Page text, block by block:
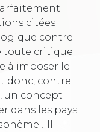
citées
contre
toute critique
à imposer le
donc, contre
un concept
dans les pays
! Il